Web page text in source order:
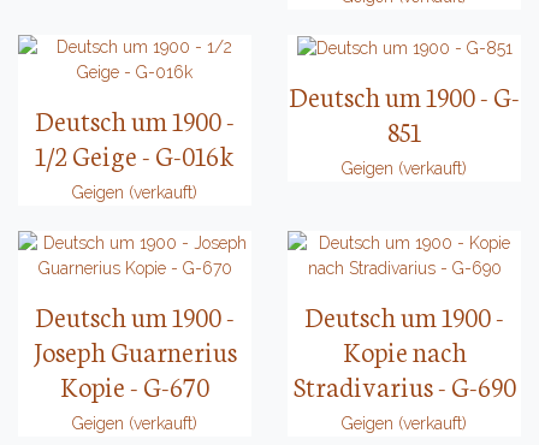
Deutsch um 1900 -
1/2 Geige - G-016k
Geigen (verkauft)
Deutsch um 1900 - G-
851
Geigen (verkauft)
Deutsch um 1900 -
Joseph Guarnerius
Kopie - G-670
Geigen (verkauft)
Deutsch um 1900 -
Kopie nach
Stradivarius - G-690
Geigen (verkauft)